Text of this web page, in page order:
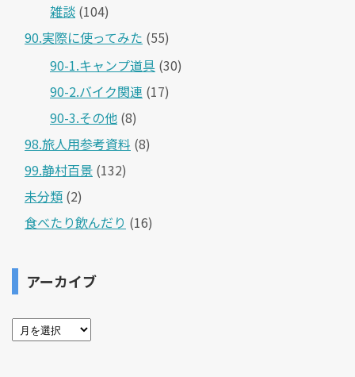
雑談 (104)
90.実際に使ってみた (55)
90-1.キャンプ道具 (30)
90-2.バイク関連 (17)
90-3.その他 (8)
98.旅人用参考資料 (8)
99.静村百景 (132)
未分類 (2)
食べたり飲んだり (16)
アーカイブ